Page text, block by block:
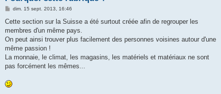
M
s
a
g
dim. 15 sept. 2013, 16:46
Cette section sur la Suisse a été surtout créée afin de regrouper les
membres d'un même pays.
On peut ainsi trouver plus facilement des personnes voisines autour d'une
même passion !
La monnaie, le climat, les magasins, les matériels et matériaux ne sont
pas forcément les mêmes...